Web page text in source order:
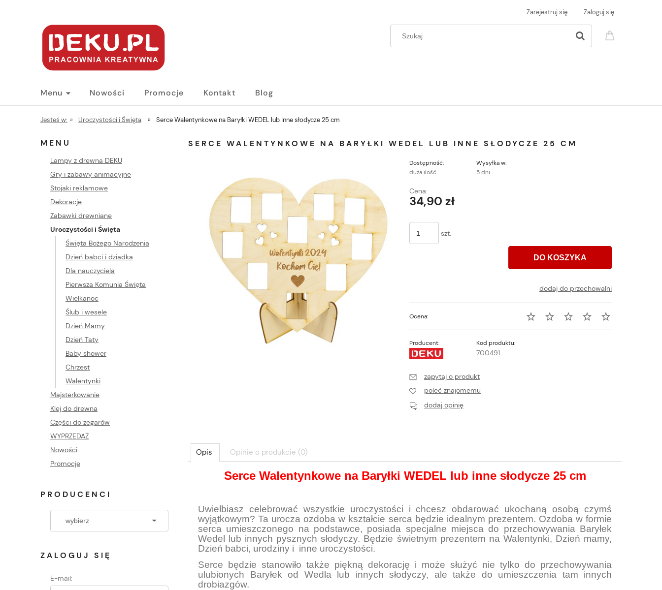
Zarejestruj się Zaloguj się
Menu Nowości Promocje Kontakt Blog
Jesteś w: » Uroczystości i Święta » Serce Walentynkowe na Baryłki WEDEL lub inne słodycze 25 cm
MENU
Lampy z drewna DEKU
Gry i zabawy animacyjne
Stojaki reklamowe
Dekoracje
Zabawki drewniane
Uroczystości i Święta
Święta Bożego Narodzenia
Dzień babci i dziadka
Dla nauczyciela
Pierwsza Komunia Święta
Wielkanoc
Ślub i wesele
Dzień Mamy
Dzień Taty
Baby shower
Chrzest
Walentynki
Majsterkowanie
Klej do drewna
Części do zegarów
WYPRZEDAŻ
Nowości
Promocje
PRODUCENCI
ZALOGUJ SIĘ
E-mail:
SERCE WALENTYNKOWE NA BARYŁKI WEDEL LUB INNE SŁODYCZE 25 CM
Dostępność:
duża ilość
Wysyłka w:
5 dni
Cena:
34,90 zł
szt.
DO KOSZYKA
dodaj do przechowalni
Ocena:
Producent: Kod produktu:
700491
zapytaj o produkt
poleć znajomemu
dodaj opinię
Opis Opinie o produkcie (0)
Serce Walentynkowe na Baryłki WEDEL lub inne słodycze 25 cm
Uwielbiasz celebrować wszystkie uroczystości i chcesz obdarować ukochaną osobą czymś
wyjątkowym? Ta urocza ozdoba w kształcie serca będzie idealnym prezentem. Ozdoba w formie
serca umieszczonego na podstawce, posiada specjalne miejsca do przechowywania Baryłek
Wedel lub innych pysznych słodyczy. Będzie świetnym prezentem na Walentynki, Dzień mamy,
Dzień babci, urodziny i inne uroczystości.
Serce będzie stanowiło także piękną dekorację i może służyć nie tylko do przechowywania
ulubionych Baryłek od Wedla lub innych słodyczy, ale także do umieszczenia tam innych
drobiazgów.